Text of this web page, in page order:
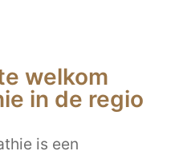
welkom
in de regio
is een